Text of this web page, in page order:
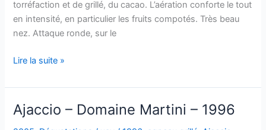
torréfaction et de grillé, du cacao. L’aération conforte le tout
en intensité, en particulier les fruits compotés. Très beau
nez. Attaque ronde, sur le
Ajaccio
Clos
Capitoro
–
Lire la suite »
Ajaccio – Domaine Martini – 1996